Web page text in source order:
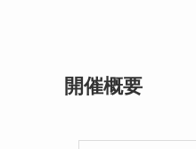
開催概要